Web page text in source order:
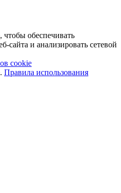
обеспечивать
сайта и анализировать сетевой
cookie
Правила использования